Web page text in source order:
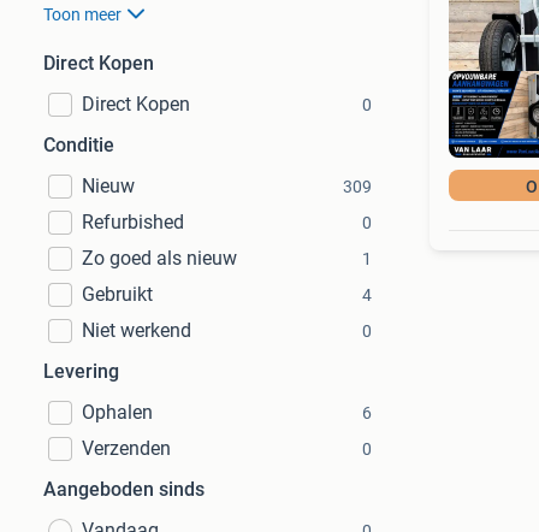
Toon meer
Direct Kopen
Direct Kopen
0
Conditie
Nieuw
309
Refurbished 0
Zo goed als nieuw 1
Gebruikt 4
Niet werkend 0
Levering
Ophalen
6
Verzenden 0
Aangeboden sinds